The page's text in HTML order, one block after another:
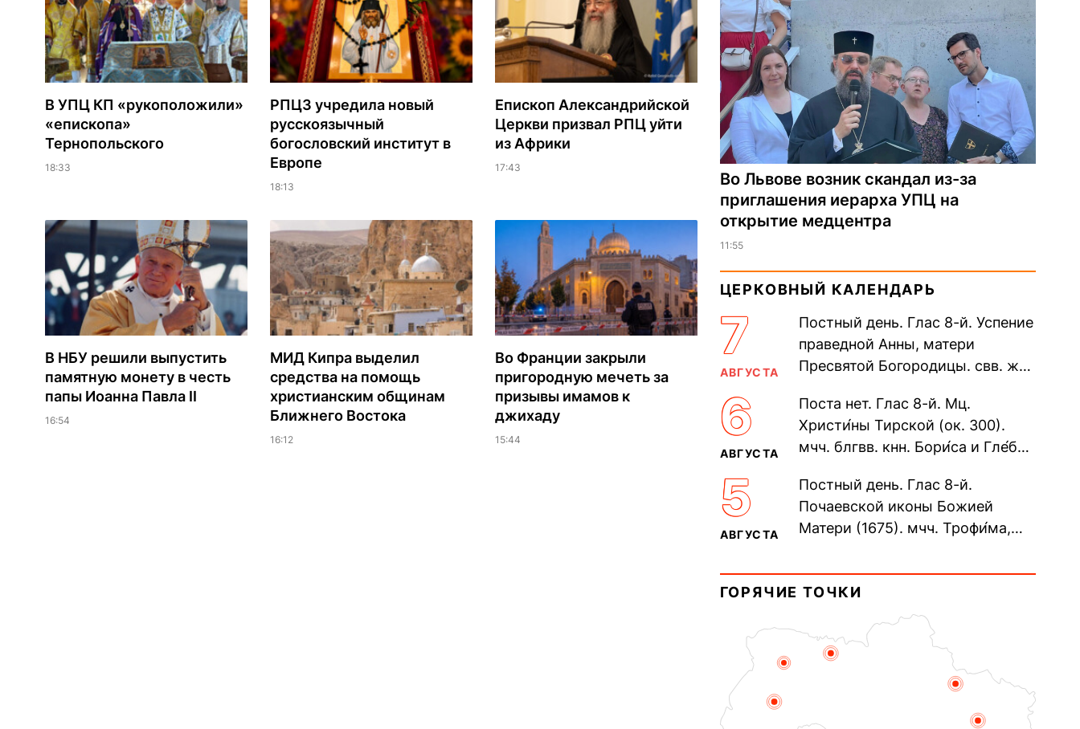
В УПЦ КП «рукоположили»
«епископа»
Тернопольского
18:33
РПЦЗ учредила новый
русскоязычный
богословский институт в
Европе
18:13
Епископ Александрийской
Церкви призвал РПЦ уйти
из Африки
17:43
В НБУ решили выпустить
памятную монету в честь
папы Иоанна Павла II
16:54
МИД Кипра выделил
средства на помощь
христианским общинам
Ближнего Востока
16:12
Во Франции закрыли
пригородную мечеть за
призывы имамов к
джихаду
15:44
Во Львове возник скандал из-за
приглашения иерарха УПЦ на
открытие медцентра
11:55
ЦЕРКОВНЫЙ КАЛЕНДАРЬ
7
АВГУСТА
Постный день. Глас 8-й. Успение
праведной Анны, матери
Пресвятой Богородицы. свв. жен
прп. Евпракси́и девы,...
6
АВГУСТА
Поста нет. Глас 8-й. Мц.
Христи́ны Тирской (ок. 300).
мчч. блгвв. кнн. Бори́са и Гле́ба,
Дави́да (1015). Прп....
5
АВГУСТА
Постный день. Глас 8-й.
Почаевской иконы Божией
Матери (1675). мчч. Трофи́ма,
мучеников (284–305). прав.
воина Фео́дора...
ГОРЯЧИЕ ТОЧКИ